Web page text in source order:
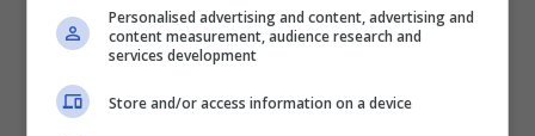
conclusione dell’attività.
Personalised advertising and content, advertising and
content measurement, audience research and
services development
Store and/or access information on a device